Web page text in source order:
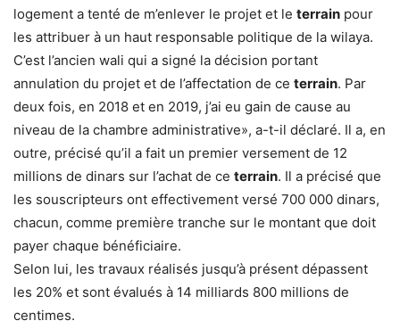
logement a tenté de m’enlever le projet et le terrain pour
les attribuer à un haut responsable politique de la wilaya.
C’est l’ancien wali qui a signé la décision portant
annulation du projet et de l’affectation de ce terrain. Par
deux fois, en 2018 et en 2019, j’ai eu gain de cause au
niveau de la chambre administrative», a-t-il déclaré. Il a, en
outre, précisé qu’il a fait un premier versement de 12
millions de dinars sur l’achat de ce terrain. Il a précisé que
les souscripteurs ont effectivement versé 700 000 dinars,
chacun, comme première tranche sur le montant que doit
payer chaque bénéficiaire.
Selon lui, les travaux réalisés jusqu’à présent dépassent
les 20% et sont évalués à 14 milliards 800 millions de
centimes.